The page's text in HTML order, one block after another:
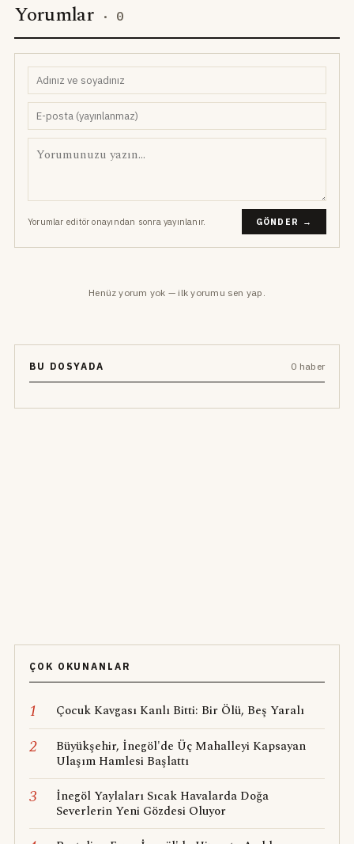
Yorumlar · 0
Yorumlar editör onayından sonra yayınlanır. GÖNDER →
Henüz yorum yok — ilk yorumu sen yap.
BU DOSYADA 0 haber
ÇOK OKUNANLAR
1 Çocuk Kavgası Kanlı Bitti: Bir Ölü, Beş Yaralı
2
Büyükşehir, İnegöl'de Üç Mahalleyi Kapsayan
Ulaşım Hamlesi Başlattı
3
İnegöl Yaylaları Sıcak Havalarda Doğa
Severlerin Yeni Gözdesi Oluyor